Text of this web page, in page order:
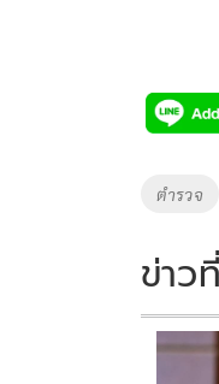
Tags
ตำรวจ
ข่าว